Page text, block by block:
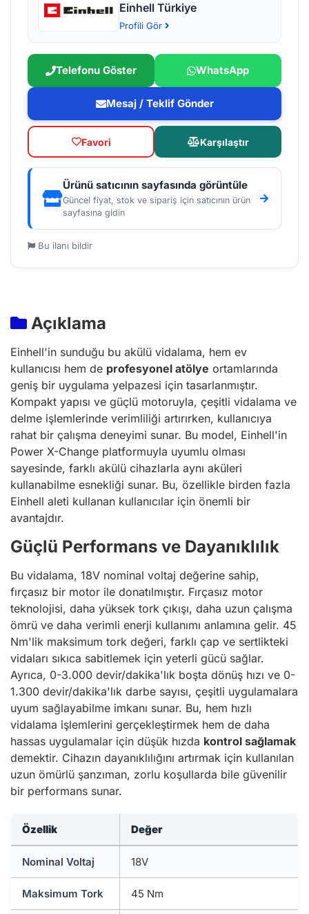
Einhell Türkiye
Profili Gör
Telefonu Göster WhatsApp
Mesaj / Teklif Gönder
Favori Karşılaştır
Ürünü satıcının sayfasında görüntüle
Güncel fiyat, stok ve sipariş için satıcının ürün
sayfasına gidin
Bu ilanı bildir
Açıklama
Einhell'in sunduğu bu akülü vidalama, hem ev
kullanıcısı hem de profesyonel atölye ortamlarında
geniş bir uygulama yelpazesi için tasarlanmıştır.
Kompakt yapısı ve güçlü motoruyla, çeşitli vidalama ve
delme işlemlerinde verimliliği artırırken, kullanıcıya
rahat bir çalışma deneyimi sunar. Bu model, Einhell'in
Power X-Change platformuyla uyumlu olması
sayesinde, farklı akülü cihazlarla aynı aküleri
kullanabilme esnekliği sunar. Bu, özellikle birden fazla
Einhell aleti kullanan kullanıcılar için önemli bir
avantajdır.
Güçlü Performans ve Dayanıklılık
Bu vidalama, 18V nominal voltaj değerine sahip,
fırçasız bir motor ile donatılmıştır. Fırçasız motor
teknolojisi, daha yüksek tork çıkışı, daha uzun çalışma
ömrü ve daha verimli enerji kullanımı anlamına gelir. 45
Nm'lik maksimum tork değeri, farklı çap ve sertlikteki
vidaları sıkıca sabitlemek için yeterli gücü sağlar.
Ayrıca, 0-3.000 devir/dakika'lık boşta dönüş hızı ve 0-
1.300 devir/dakika'lık darbe sayısı, çeşitli uygulamalara
uyum sağlayabilme imkanı sunar. Bu, hem hızlı
vidalama işlemlerini gerçekleştirmek hem de daha
hassas uygulamalar için düşük hızda kontrol sağlamak
demektir. Cihazın dayanıklılığını artırmak için kullanılan
uzun ömürlü şanzıman, zorlu koşullarda bile güvenilir
bir performans sunar.
Özellik Değer
Nominal Voltaj 18V
Maksimum Tork 45 Nm